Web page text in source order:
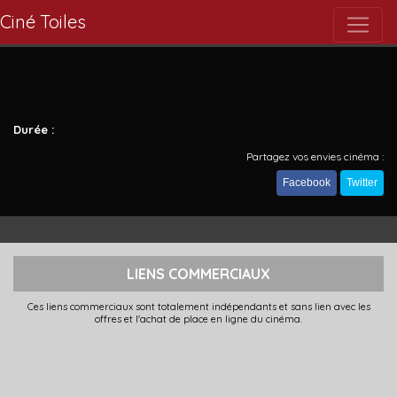
Ciné Toiles
Durée :
Partagez vos envies cinéma :
Facebook Twitter
LIENS COMMERCIAUX
Ces liens commerciaux sont totalement indépendants et sans lien avec les
offres et l'achat de place en ligne du cinéma.